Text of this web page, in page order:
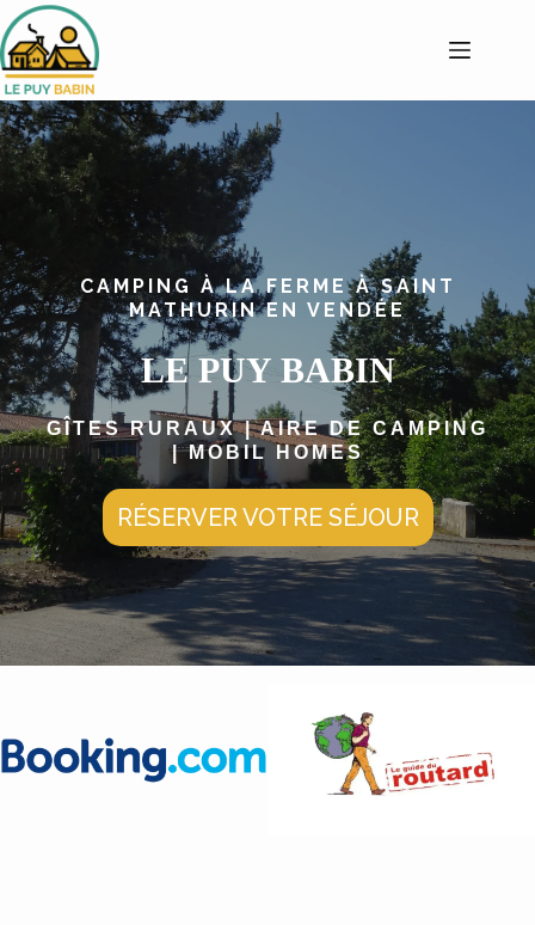
Passer
au
contenu
CAMPING À LA FERME À SAINT
MATHURIN EN VENDÉE
LE PUY BABIN
GÎTES RURAUX | AIRE DE CAMPING
| MOBIL HOMES
RÉSERVER VOTRE SÉJOUR